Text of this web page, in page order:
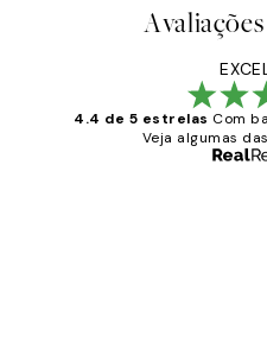
4.4 de 5 estrelas Com
Veja algumas